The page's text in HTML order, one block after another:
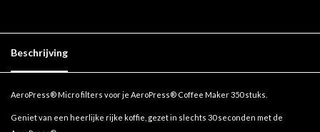
Beschrijving
AeroPress® Micro filters voor je AeroPress® Coffee Maker 350 stuks.
Geniet van een heerlijke rijke koffie, gezet in slechts 30 seconden met de